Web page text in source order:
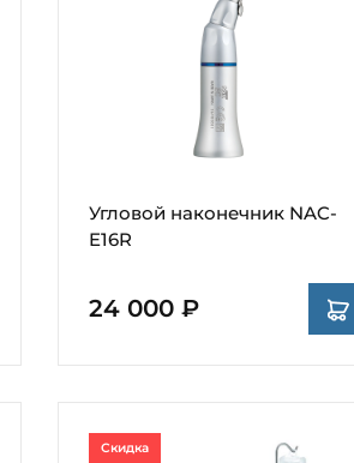
Угловой наконечник NAC-
E16R
24 000 ₽
Скидка